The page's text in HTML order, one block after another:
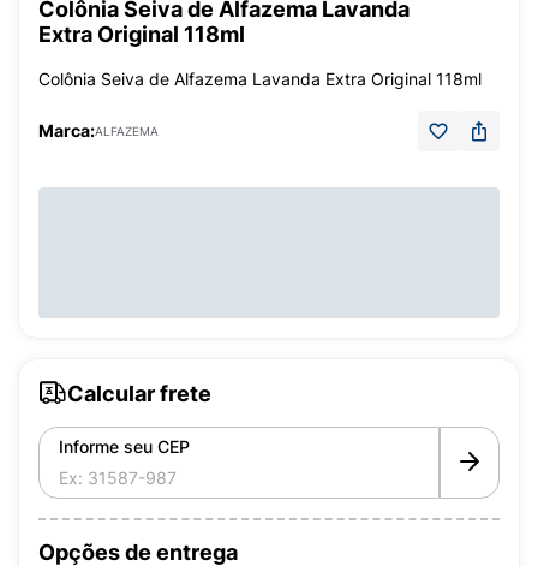
Colônia Seiva de Alfazema Lavanda
Extra Original 118ml
Colônia Seiva de Alfazema Lavanda Extra Original 118ml
Marca:ALFAZEMA
Calcular frete
Informe seu CEP
Opções de entrega